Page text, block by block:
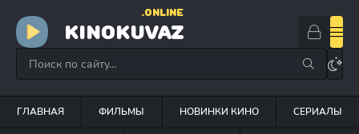
KINOKUVAZ
.ONLINE
ГЛАВНАЯ ФИЛЬМЫ НОВИНКИ КИНО СЕРИАЛЫ